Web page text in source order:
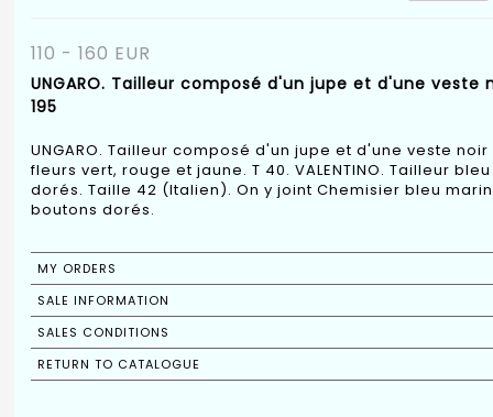
110 - 160 EUR
UNGARO. Tailleur composé d'un jupe et d'une veste
195
UNGARO. Tailleur composé d'un jupe et d'une veste
fleurs vert, rouge et jaune. T 40. VALENTINO. Tailleur
dorés. Taille 42 (Italien). On y joint Chemisier bleu
boutons dorés.
MY ORDERS
SALE INFORMATION
SALES CONDITIONS
RETURN TO CATALOGUE